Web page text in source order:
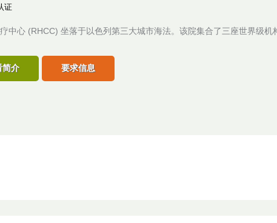
证
中心 (RHCC) 坐落于以色列第三大城市海法。该院集合了三座世界级机
简介 要求信息